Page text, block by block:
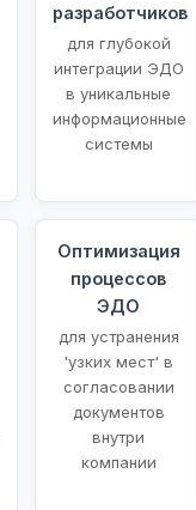
разработчиков
для глубокой
интеграции ЭДО
в уникальные
информационные
системы
Оптимизация
процессов
ЭДО
для устранения
'узких мест' в
согласовании
документов
внутри
компании